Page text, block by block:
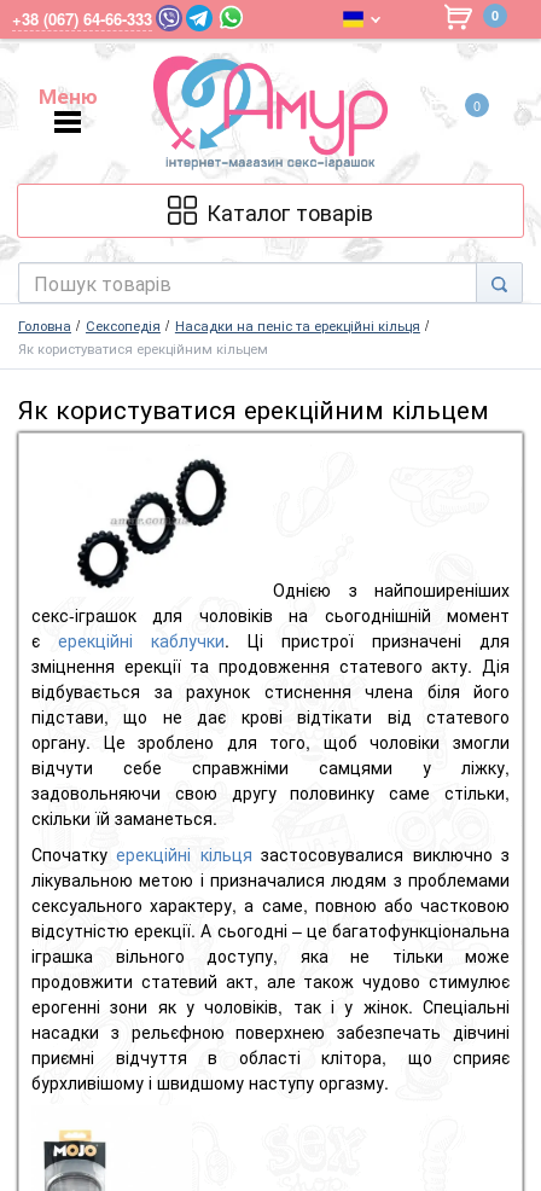
+38 (067) 64-66-333 0
Меню
Меню
0
Каталог товарів
Головна Сексопедія
Насадки на пеніс та ерекційні кільця
Як користуватися ерекційним кільцем
Як користуватися ерекційним кільцем
Однією з найпоширеніших
секс-іграшок для чоловіків на сьогоднішній момент
є ерекційні каблучки. Ці пристрої призначені для
зміцнення ерекції та продовження статевого акту. Дія
відбувається за рахунок стиснення члена біля його
підстави, що не дає крові відтікати від статевого
органу. Це зроблено для того, щоб чоловіки змогли
відчути себе справжніми самцями у ліжку,
задовольняючи свою другу половинку саме стільки,
скільки їй заманеться.
Спочаткуерекційні кільця застосовувалися виключно з
лікувальною метою і призначалися людям з проблемами
сексуального характеру, а саме, повною або частковою
відсутністю ерекції. А сьогодні – це багатофункціональна
іграшка вільного доступу, яка не тільки може
продовжити статевий акт, але також чудово стимулює
ерогенні зони як у чоловіків, так і у жінок. Спеціальні
насадки з рельєфною поверхнею забезпечать дівчині
приємні відчуття в області клітора, що сприяє
бурхливішому і швидшому наступу оргазму.